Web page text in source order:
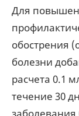
Для
обострения
болезни
расчета 0.1
течение 30